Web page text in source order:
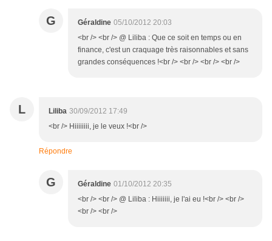
G Géraldine 05/10/2012 20:03
<br /> <br /> @ Liliba : Que ce soit en temps ou en
finance, c'est un craquage très raisonnables et sans
grandes conséquences !<br /> <br /> <br /> <br />
L Liliba 30/09/2012 17:49
<br /> Hiiiiiiii, je le veux !<br />
Répondre
G Géraldine 01/10/2012 20:35
<br /> <br /> @ Liliba : Hiiiiiii, je l'ai eu !<br /> <br />
<br /> <br />